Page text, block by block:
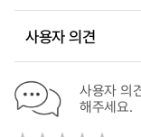
factor- and
effects in the rat
spontaneously
사용자 의견
사용자 의
해주세요.